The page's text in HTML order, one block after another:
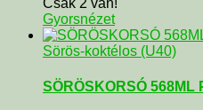
Csak 2 van!
Gyorsnézet
Sörös-koktélos (U40)
SÖRÖSKORSÓ 568ML